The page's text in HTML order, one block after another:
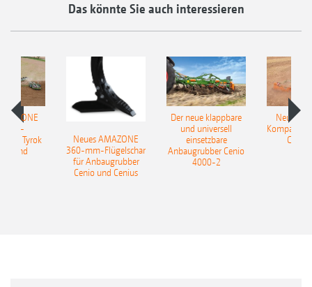
Das könnte Sie auch interessieren
Tyrok
Neues AMAZONE
360-mm-Flügelschar
für Anbaugrubber
Cenio und Cenius
Der neue klappbare
und universell
einsetzbare
Anbaugrubber Cenio
4000-2
Neue